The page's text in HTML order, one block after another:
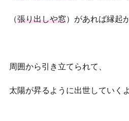
（張り出しや窓）があれば縁起
周囲から引き立てられて、
太陽が昇るように出世していく